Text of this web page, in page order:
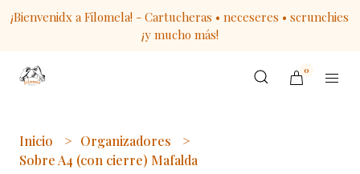
¡Bienvenidx a Filomela! - Cartucheras • neceseres • scrunchies
¡y mucho más!
0
Inicio
Organizadores
Sobre A4 (con cierre) Mafalda